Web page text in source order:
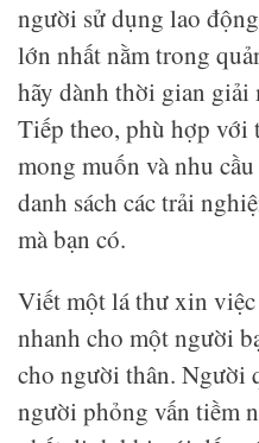
người sử dụng lao
lớn nhất nằm trong
hãy dành thời gian giải
Tiếp theo, phù hợp với
mong muốn và nhu
danh sách các trải
mà bạn có.
Viết một lá thư xin
nhanh cho một người
cho người thân. Người
người phỏng vấn tiềm